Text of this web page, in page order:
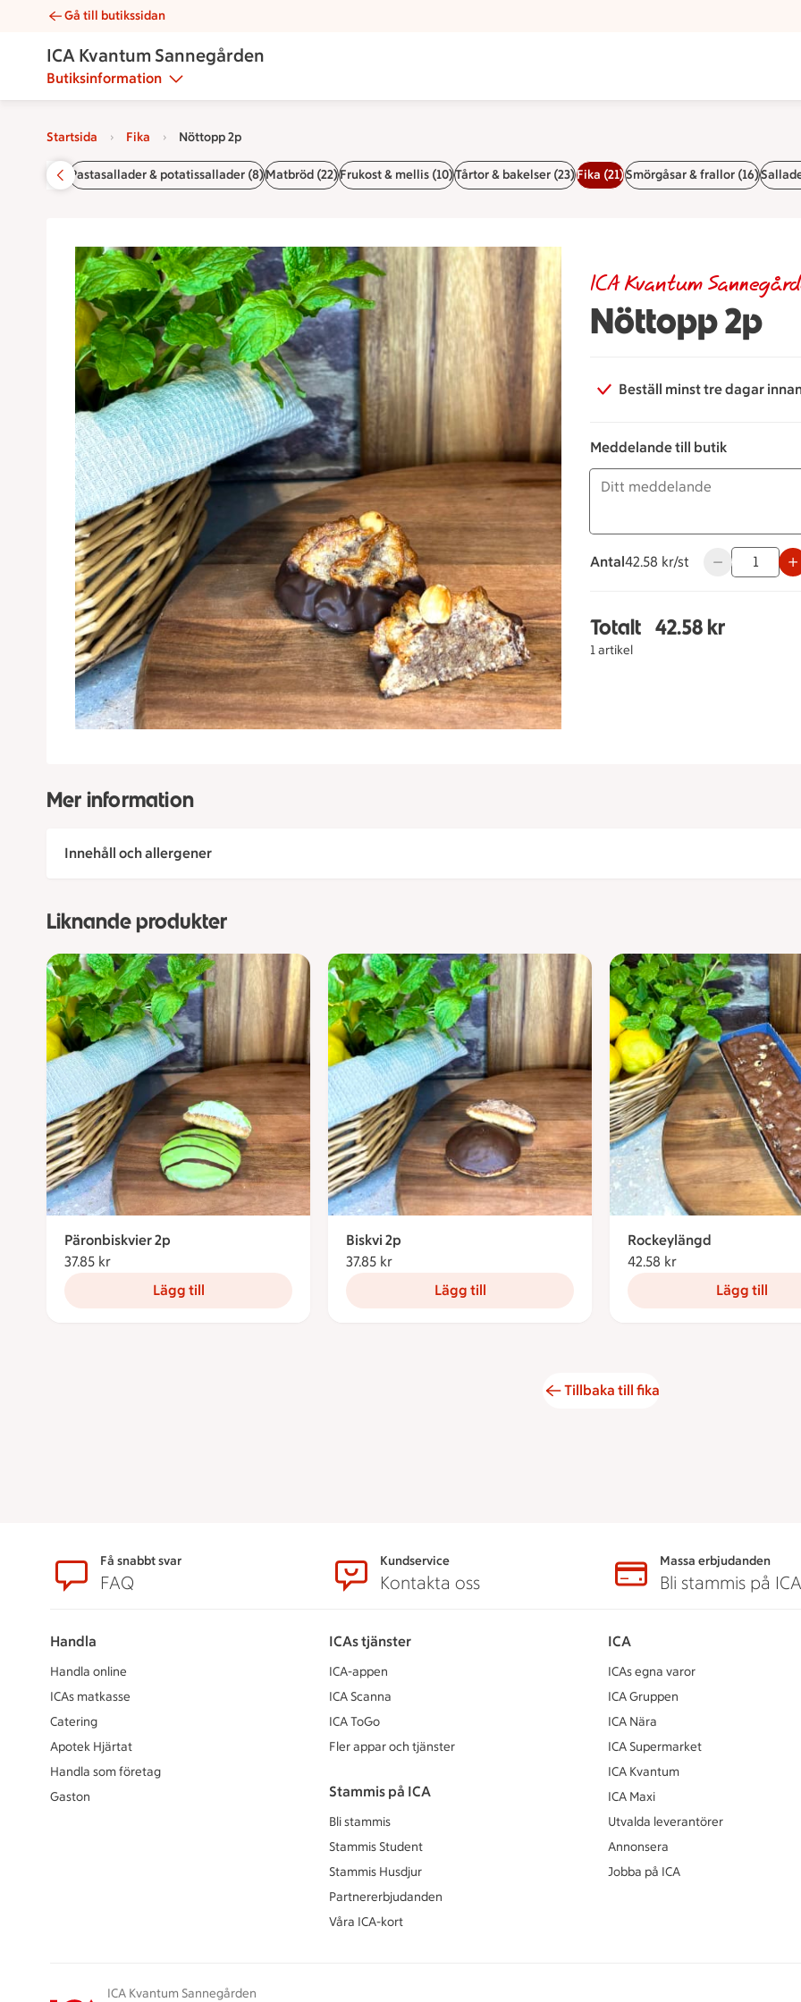
Nöttopp 2p | Catering ICA Kvantum Sannegården
Gå till butikssidan
ICA Kvantum Sannegården
Butiksinformation
Startsida Fika Nöttopp 2p
Bufféer (9) Pastasallader & potatissallader (8)Matbröd (22)Frukost & mellis (10)Tårtor & bakelser (23)Fika (21)Smörgåsar & frallor (16)
Nöttopp 2p
ICA Kvantum
Beställ minst tre dagar
Meddelande till butik
Antal
42.58 kronor styck
42.58 kr/st Använd
Totalt
1 artikel
Totalt 1 stycken
42.58 kr
Mer information
Innehåll och allergener
Liknande produkter
Päronbiskvier 2p
37.85 kr
Lägg till
Biskvi 2p
37.85 kr
Lägg till
Rockeylängd
42.58 kr
Lägg till
Tillbaka till fika
SidfotFå snabbt svar
FAQ
Kundservice
Kontakta oss
Massa erbjudanden
Bli stammis på ICA
Handla
Handla online
ICAs matkasse
Catering
Apotek Hjärtat
Handla som företag
Gaston
ICAs tjänster
ICA-appen
ICA Scanna
ICA ToGo
Fler appar och tjänster
Stammis på ICA
Bli stammis
Stammis Student
Stammis Husdjur
Partnererbjudanden
Våra ICA-kort
ICA
ICAs egna varor
ICA Gruppen
ICA Nära
ICA Supermarket
ICA Kvantum
ICA Maxi
Utvalda leverantörer
Annonsera
Jobba på ICA
ICA Kvantum Sannegården